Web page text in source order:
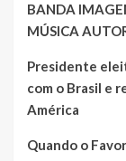
BANDA
MÚSICA
Presidente
com o Brasil e
América
Quando o